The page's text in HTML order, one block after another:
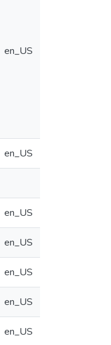
en_US
en_US
en_US
en_US
en_US
en_US
en_US